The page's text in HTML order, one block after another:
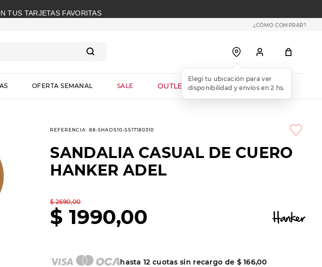
TUS TARJETAS FAVORITAS
¿CÓMO COMPRAR?
OFERTA SEMANAL SALE OUTLET WEB
REFERENCIA:88-5HAOS10-SS17180310
SANDALIA CASUAL DE CUERO
HANKER ADEL
$ 2690,00
$ 1990,00
hasta12 cuotas sin recargo de $ 166,00